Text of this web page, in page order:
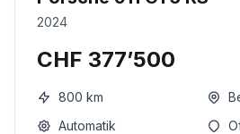
2024
CHF 377’500
800 km
Automatik